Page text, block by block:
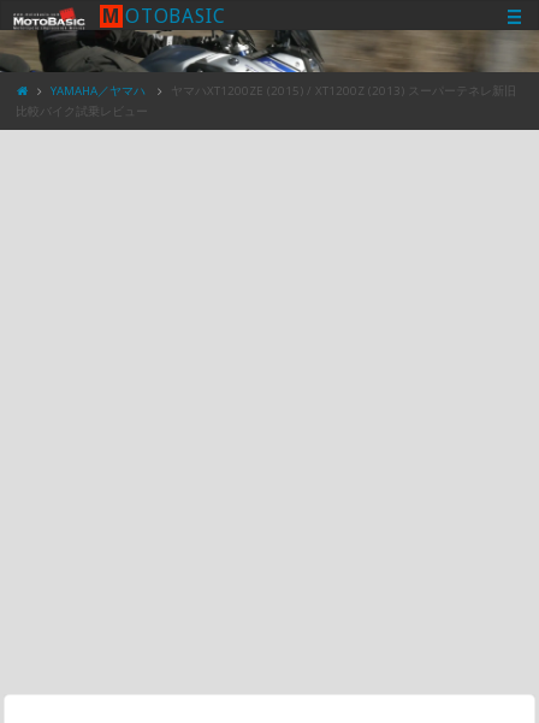
M OTOBASIC
YAMAHA／ヤマハ
ヤマハXT1200ZE (2015) / XT1200Z (2013) スーパーテネレ新旧
比較バイク試乗レビュー